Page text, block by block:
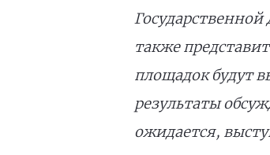
также
площадок будут
результаты
ожидается,